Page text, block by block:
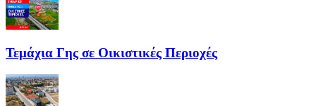
Τεμάχια Γης σε Οικιστικές Περιοχές